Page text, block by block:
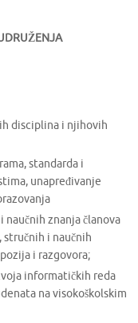
disciplina i njihovih
standarda i
unapređivanje
znanja članova
i naučnih
i razgovora;
informatičkih reda
na visokoškolskim